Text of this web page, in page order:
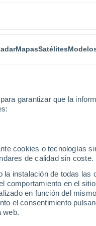
garantizar que la
cookies o tecnologías
de calidad sin coste.
la instalación de todas las
comportamiento en el
en función del
el consentimiento
web.
MapasSatélites
Por horas